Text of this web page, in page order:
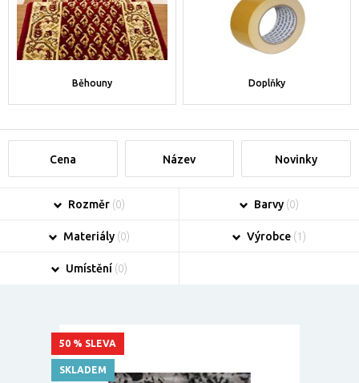
Běhouny Doplňky
Cena Název Novinky
Rozměr (0) Barvy (0)
Materiály (0) Výrobce (1)
Umístění (0)
50 % SLEVA
SKLADEM